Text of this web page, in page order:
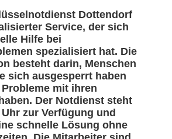
Dottendorf
Service, der sich
Hilfe bei
spezialisiert hat. Die
besteht darin, Menschen
sich ausgesperrt haben
mit ihren
Der Notdienst steht
zur Verfügung und
schnelle Lösung ohne